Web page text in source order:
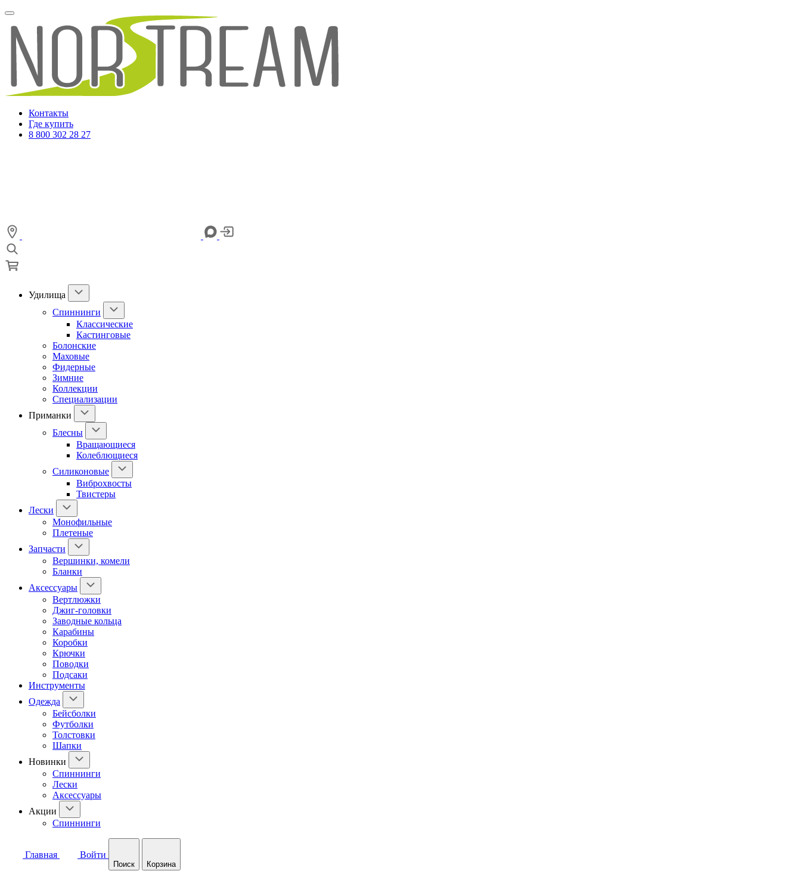
Контакты
Где купить
8 800 302 28 27
Удилища
Спиннинги
Классические
Кастинговые
Болонские
Маховые
Фидерные
Зимние
Коллекции
Специализации
Приманки
Блесны
Вращающиеся
Колеблющиеся
Силиконовые
Виброхвосты
Твистеры
Лески
Монофильные
Плетеные
Запчасти
Вершинки, комели
Бланки
Аксессуары
Вертлюжки
Джиг-головки
Заводные кольца
Карабины
Коробки
Крючки
Поводки
Подсаки
Инструменты
Одежда
Бейсболки
Футболки
Толстовки
Шапки
Новинки
Спиннинги
Лески
Аксессуары
Акции
Спиннинги
Главная Войти
Поиск Корзина